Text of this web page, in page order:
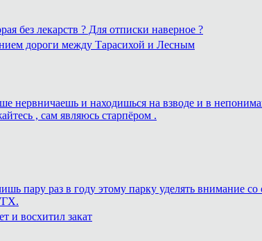
без лекарств ? Для отписки наверное ?
дороги между Тарасихой и Лесным
нервничаешь и находишься на взводе и в
, сам являюсь старпёром .
пару раз в году этому парку уделять внимание
и восхитил закат